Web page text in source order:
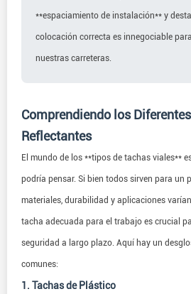
**espaciamiento de instalación** y
colocación correcta es innegociable
nuestras carreteras.
Comprendiendo los
Reflectantes
El mundo de los **tipos de tachas viales**
podría pensar. Si bien todos sirven para un
materiales, durabilidad y aplicaciones
tacha adecuada para el trabajo es crucial
seguridad a largo plazo. Aquí hay un
comunes:
1. Tachas de Plástico